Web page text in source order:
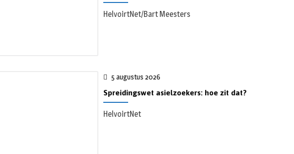
HelvoirtNet/Bart Meesters
5 augustus 2026
Spreidingswet asielzoekers: hoe zit dat?
HelvoirtNet